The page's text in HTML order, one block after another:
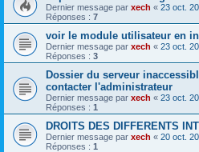
Dernier message par xech « 23 oct.
Réponses : 7
voir le module utilisateur en
Dernier message par xech « 23 oct.
Réponses : 3
Dossier du serveur
contacter l'administrateur
Dernier message par xech « 23 oct.
Réponses : 1
DROITS DES DIFFERENTS
Dernier message par xech « 20 oct.
Réponses : 1